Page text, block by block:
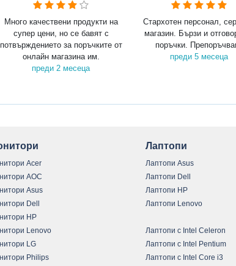
Много качествени продукти на
супер цени, но се бавят с
потвърждението за поръчките от
онлайн магазина им.
преди 2 месеца
Стархотен персонал,
магазин. Бързи и
поръчки.
преди 5 месеца
Acer
AOC
Asus
Dell
HP
Lenovo
LG
Philips
Лаптопи
Лаптопи Asus
Лаптопи Dell
Лаптопи HP
Лаптопи Lenovo
Лаптопи с Intel Celeron
Лаптопи с Intel Pentium
Лаптопи с Intel Core i3